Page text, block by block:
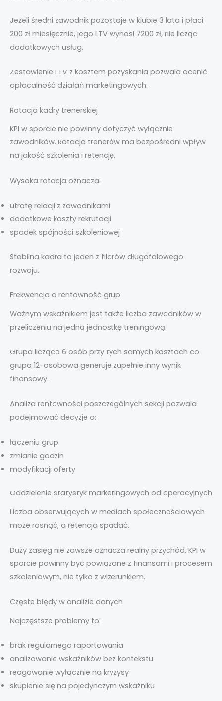
Jeżeli średni zawodnik pozostaje w klubie 3 lata i płaci
200 zł miesięcznie, jego LTV wynosi 7200 zł, nie licząc
dodatkowych usług.
Zestawienie LTV z kosztem pozyskania pozwala ocenić
opłacalność działań marketingowych.
Rotacja kadry trenerskiej
KPI w sporcie nie powinny dotyczyć wyłącznie
zawodników. Rotacja trenerów ma bezpośredni wpływ
na jakość szkolenia i retencję.
Wysoka rotacja oznacza:
utratę relacji z zawodnikami
dodatkowe koszty rekrutacji
spadek spójności szkoleniowej
Stabilna kadra to jeden z filarów długofalowego
rozwoju.
Frekwencja a rentowność grup
Ważnym wskaźnikiem jest także liczba zawodników w
przeliczeniu na jedną jednostkę treningową.
Grupa licząca 6 osób przy tych samych kosztach co
grupa 12-osobowa generuje zupełnie inny wynik
finansowy.
Analiza rentowności poszczególnych sekcji pozwala
podejmować decyzje o:
łączeniu grup
zmianie godzin
modyfikacji oferty
Oddzielenie statystyk marketingowych od operacyjnych
Liczba obserwujących w mediach społecznościowych
może rosnąć, a retencja spadać.
Duży zasięg nie zawsze oznacza realny przychód. KPI w
sporcie powinny być powiązane z finansami i procesem
szkoleniowym, nie tylko z wizerunkiem.
Częste błędy w analizie danych
Najczęstsze problemy to:
brak regularnego raportowania
analizowanie wskaźników bez kontekstu
reagowanie wyłącznie na kryzysy
skupienie się na pojedynczym wskaźniku